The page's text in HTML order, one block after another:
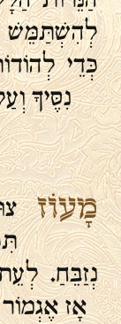
לְהִשְׁתַּמֵּשׁ
כְּדֵי
נִסֶּיךָ
מָעוֹז
נְזַבֵּחַ.
אָז